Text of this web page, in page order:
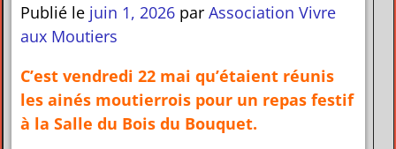
Publié le juin 1, 2026 par Association Vivre
aux Moutiers
C’est vendredi 22 mai qu’étaient réunis
les ainés moutierrois pour un repas festif
à la Salle du Bois du Bouquet.